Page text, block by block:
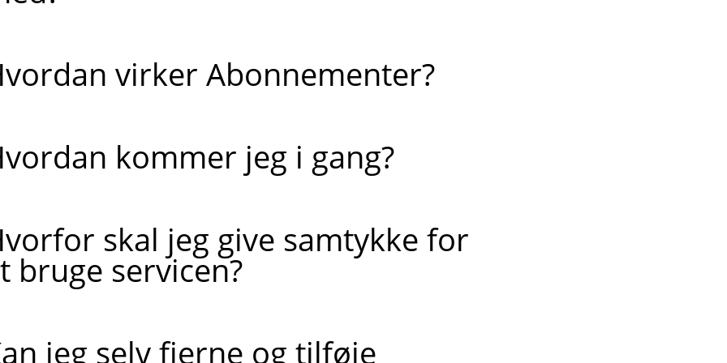
virker Abonnementer?
kommer jeg i gang?
skal jeg give samtykke for
bruge servicen?
jeg selv fjerne og tilføje